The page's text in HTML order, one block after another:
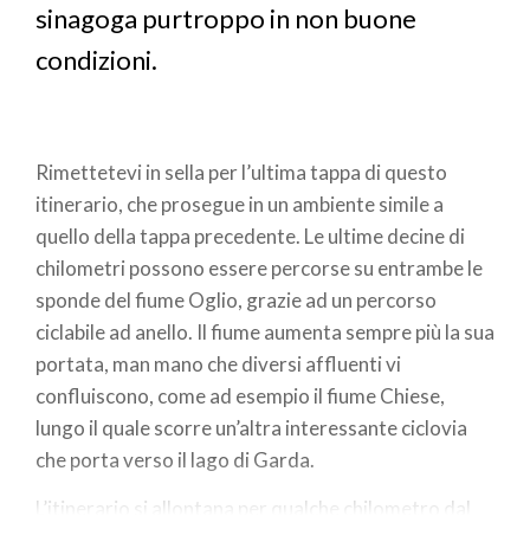
sinagoga purtroppo in non buone
condizioni.
Rimettetevi in sella per l’ultima tappa di questo
itinerario, che prosegue in un ambiente simile a
quello della tappa precedente. Le ultime decine di
chilometri possono essere percorse su entrambe le
sponde del fiume Oglio, grazie ad un percorso
ciclabile ad anello. Il fiume aumenta sempre più la sua
portata, man mano che diversi affluenti vi
confluiscono, come ad esempio il fiume Chiese,
lungo il quale scorre un’altra interessante ciclovia
che porta verso il lago di Garda.
L’itinerario si allontana per qualche chilometro dal